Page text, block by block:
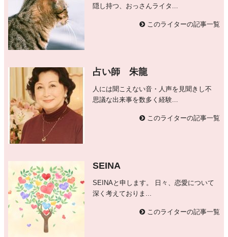
隠し持つ、おっさんライタ...
このライターの記事一覧
占い師 朱龍
人には聞こえない音・人声を見聞きし不
思議な出来事を数多く経験...
このライターの記事一覧
SEINA
SEINAと申します。 日々、恋愛について
深く考えておりま...
このライターの記事一覧